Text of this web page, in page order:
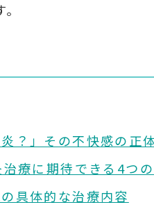
？」その不快感の正
療に期待できる4つ
具体的な治療内容